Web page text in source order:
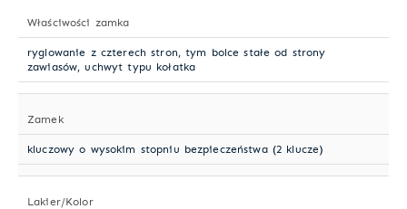
Właściwości zamka
ryglowanie z czterech stron, tym bolce stałe od strony
zawiasów, uchwyt typu kołatka
Zamek
kluczowy o wysokim stopniu bezpieczeństwa (2 klucze)
Lakier/Kolor